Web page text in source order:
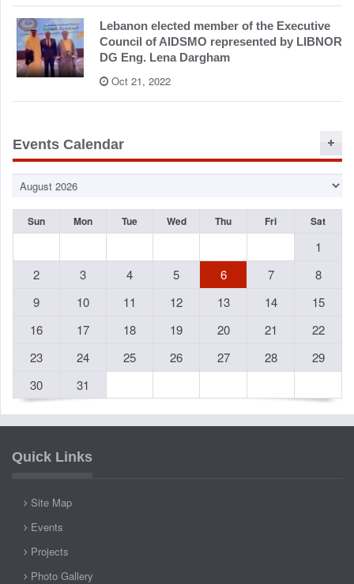
Lebanon elected member of the Executive
Council of AIDSMO represented by LIBNOR
DG Eng. Lena Dargham
Oct 21, 2022
Events Calendar
Sun Mon Tue Wed Thu Fri Sat
1
2
3 4 5 6 7
8
9
10 11 12 13 14
15
16
17 18 19 20 21
22
23
24 25 26 27 28
29
30
31
Quick Links
Site Map
Events
Projects
Photo Gallery